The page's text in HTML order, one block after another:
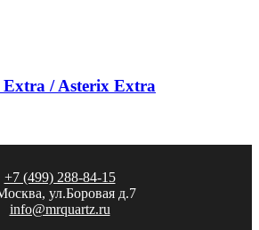
Extra / Asterix Extra
+7 (499) 288-84-15
ул.Боровая д.7
info@mrquartz.ru